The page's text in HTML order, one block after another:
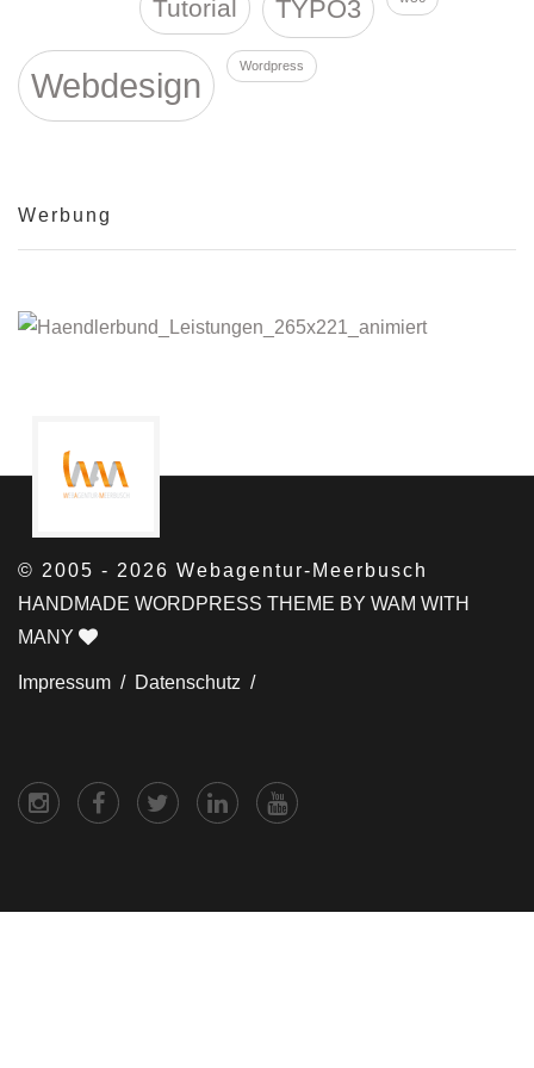
Tutorial TYPO3
Webdesign Wordpress
Werbung
© 2005 - 2026 Webagentur-Meerbusch
HANDMADE WORDPRESS THEME BY WAM WITH
MANY
Impressum / Datenschutz /